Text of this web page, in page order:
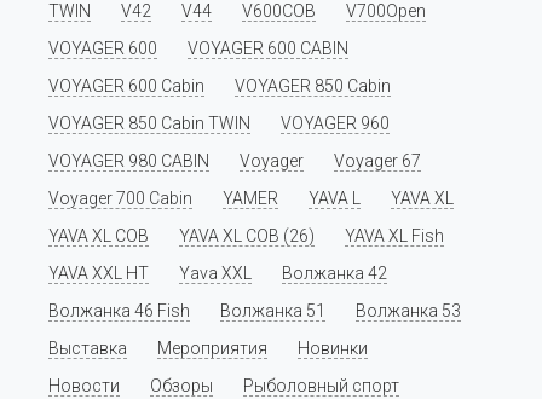
TWIN
V42 V44 V600COB
V700Open
VOYAGER 600
VOYAGER 600 CABIN
VOYAGER 600 Cabin
VOYAGER 850 Cabin
VOYAGER 850 Cabin TWIN
VOYAGER 960
VOYAGER 980 CABIN
Voyager
Voyager 67
Voyager 700 Cabin
YAMER YAVA L
YAVA XL
YAVA XL COB
YAVA XL COB (26)
YAVA XL Fish
YAVA XXL HT
Yava XXL
Волжанка 42
Волжанка 46 Fish
Волжанка 51
Волжанка 53
Выставка
Мероприятия
Новинки
Новости
Обзоры
Рыболовный спорт